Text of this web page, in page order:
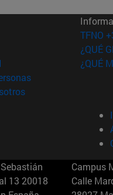
en nueva ventana)
nueva ventana)
(abre en nueva ventana)
(abre en nueva
(abre en nueva
TFNO
¿QUÉ
¿QUÉ
13 20018
Campus
Calle